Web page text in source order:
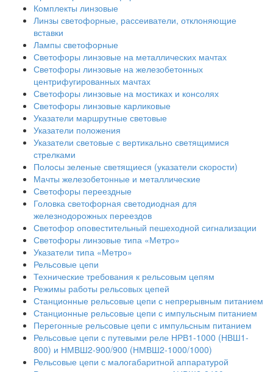
Комплекты линзовые
Линзы светофорные, рассеиватели, отклоняющие
вставки
Лампы светофорные
Светофоры линзовые на металлических мачтах
Светофоры линзовые на железобетонных
центрифугированных мачтах
Светофоры линзовые на мостиках и консолях
Светофоры линзовые карликовые
Указатели маршрутные световые
Указатели положения
Указатели световые с вертикально светящимися
стрелками
Полосы зеленые светящиеся (указатели скорости)
Мачты железобетонные и металлические
Светофоры переездные
Головка светофорная светодиодная для
железнодорожных переездов
Светофор оповестительный пешеходной сигнализации
Светофоры линзовые типа «Метро»
Указатели типа «Метро»
Рельсовые цепи
Технические требования к рельсовым цепям
Режимы работы рельсовых цепей
Станционные рельсовые цепи с непрерывным питанием
Станционные рельсовые цепи с импульсным питанием
Перегонные рельсовые цепи с импульсным питанием
Рельсовые цепи с путевыми реле НРВ1-1000 (НВШ1-
800) и НМВШ2-900/900 (НМВШ2-1000/1000)
Рельсовые цепи с малогабаритной аппаратурой